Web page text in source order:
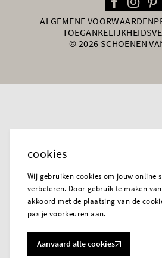
ALGEMENE VOORWAARDEN
© 2026 SCHOENEN
cookies
Wij gebruiken cookies om jouw online
verbeteren. Door gebruik te maken
akkoord met de plaatsing van de
pas je voorkeuren aan.
Aanvaard alle cookies